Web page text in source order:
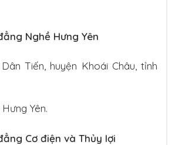
Nghề Hưng Yên
Tiến, huyện Khoái Châu, tỉnh
Yên.
Cơ điện và Thủy lợi